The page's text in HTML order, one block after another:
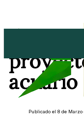
acuario
Publicado el 8 de Marzo